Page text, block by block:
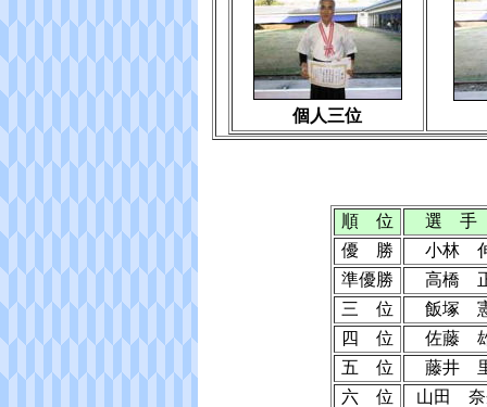
個人三位
順 位
選 手
優 勝
小林
準優勝
高橋
三 位
飯塚
四 位
佐藤
五 位
藤井
六 位
山田 奈